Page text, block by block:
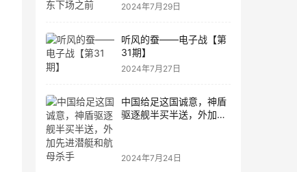
2024年7月29日
听风的蚕——电子战【第
31期】
2024年7月27日
中国给足这国诚意，神盾
驱逐舰半买半送，外加先
2024年7月24日